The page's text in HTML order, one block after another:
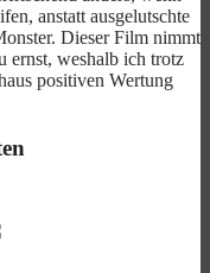
anstatt ausgelutschte
Dieser Film nimmt
ernst, weshalb ich trotz
positiven Wertung